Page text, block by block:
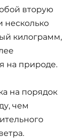
вторую
несколько
килограмм,
на природе.
на порядок
чем